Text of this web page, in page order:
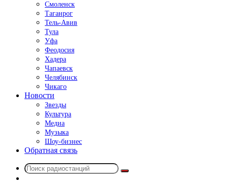
Смоленск
Таганрог
Тель-Авив
Тула
Уфа
Феодосия
Хадера
Чапаевск
Челябинск
Чикаго
Новости
Звезды
Культура
Медиа
Музыка
Шоу-бизнес
Обратная связь
Поиск